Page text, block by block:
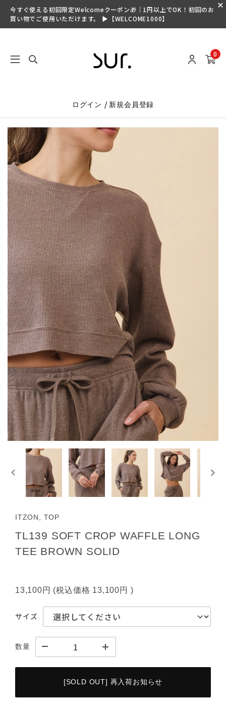
今すぐ使える初回限定Welcomeクーポン🎁｜1円以上でOK！初回のお
買い物でご使用いただけます。 ▶【WELCOME1000】
0
ログイン / 新規会員登録
ITZON, TOP
TL139 SOFT CROP WAFFLE LONG
TEE BROWN SOLID
13,100円 (税込価格 13,100円 )
サイズ
数量
[SOLD OUT] 再入荷お知らせ